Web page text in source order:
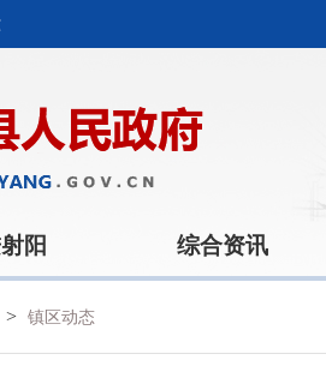
阳 综合资讯
> 镇区动态